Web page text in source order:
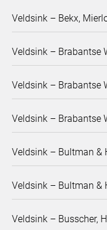
Veldsink – Bekx,
Veldsink – Brabantse
Veldsink – Brabantse
Veldsink – Brabantse
Veldsink – Bultman &
Veldsink – Bultman &
Veldsink – Busscher,